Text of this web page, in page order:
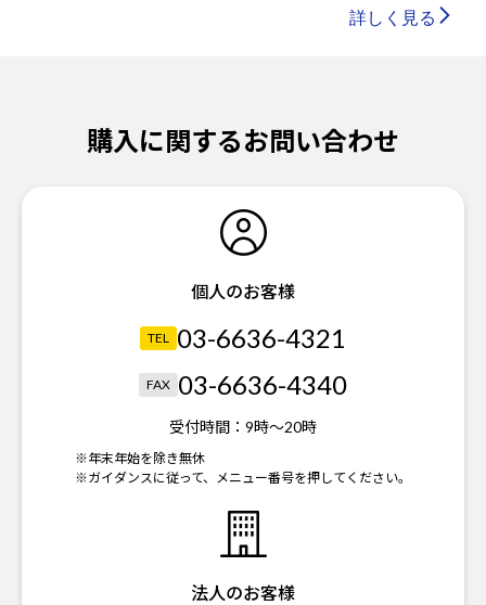
詳しく見る
購入に関するお問い合わせ
個人のお客様
TEL 03-6636-4321
FAX 03-6636-4340
受付時間： 9時～20時
※年末年始を除き無休
※ガイダンスに従って、メニュー番号を押してください。
法人のお客様